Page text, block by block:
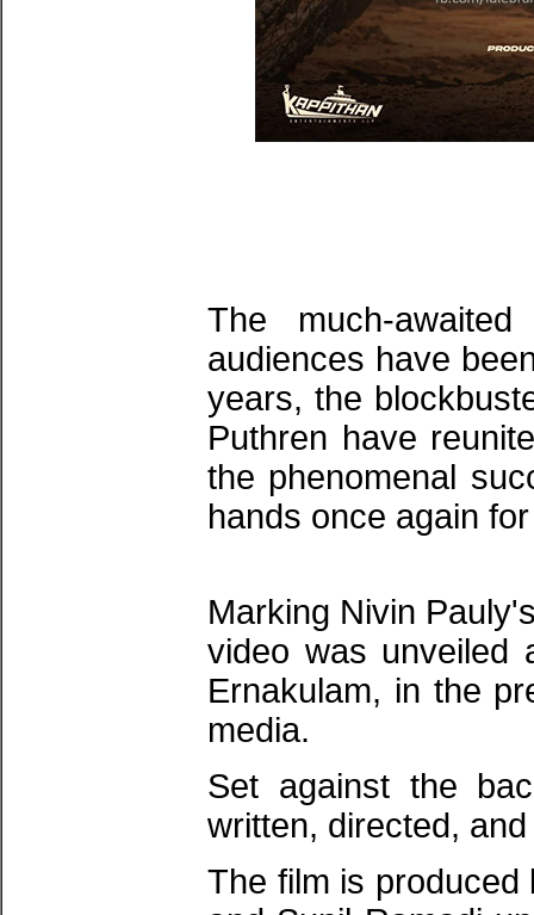
The much-
audiences have
years, the
Puthren have
the phenomenal
hands once again
Marking Nivin
video was unveiled
Ernakulam, in the
media.
Set against the
written, directed,
The film is produced